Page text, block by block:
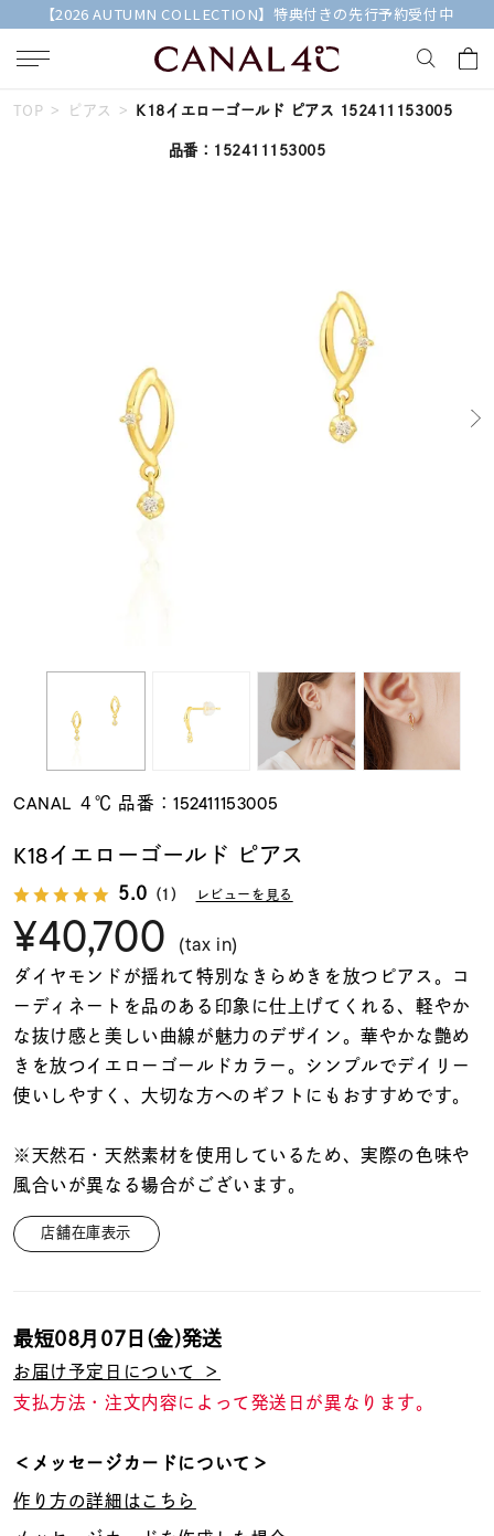
【2026 AUTUMN COLLECTION】特典付きの先行予約受付中
キーワードで検索する
ファッションテイス
ト
着用シーン
コレクション
リングサイズ
～
メンズ
価格
TOP ピアス K18イエローゴールド ピアス 152411153005
品番：152411153005
CANAL ４℃ 品番：152411153005
K18イエローゴールド ピアス
5.0 （1） レビューを見る
¥40,700 (tax in)
ダイヤモンドが揺れて特別なきらめきを放つピアス。コ
ーディネートを品のある印象に仕上げてくれる、軽やか
な抜け感と美しい曲線が魅力のデザイン。華やかな艶め
きを放つイエローゴールドカラー。シンプルでデイリー
使いしやすく、大切な方へのギフトにもおすすめです。
※天然石・天然素材を使用しているため、実際の色味や
風合いが異なる場合がございます。
店舗在庫表示
最短08月07日(金)発送
お届け予定日について ＞
支払方法・注文内容によって発送日が異なります。
＜メッセージカードについて＞
作り方の詳細はこちら